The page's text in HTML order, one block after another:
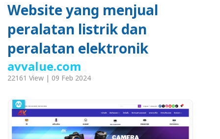
Website yang menjual
peralatan listrik dan
peralatan elektronik
avvalue.com
22161 View | 09 Feb 2024